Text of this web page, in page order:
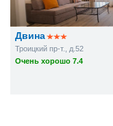
Двина
Троицкий пр-т., д.52
Очень хорошо 7.4